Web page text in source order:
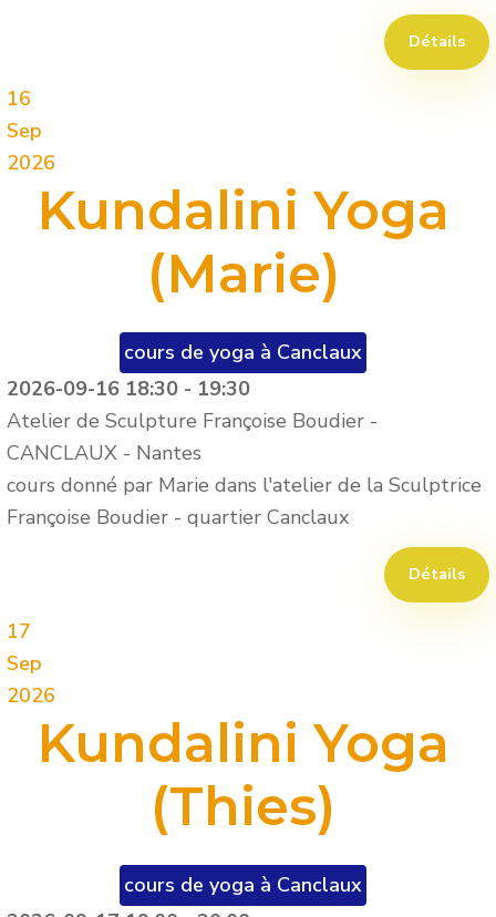
Détails
16
Sep
2026
Kundalini Yoga
(Marie)
cours de yoga à Canclaux
2026-09-16 18:30 - 19:30
Atelier de Sculpture Françoise Boudier -
CANCLAUX - Nantes
cours donné par Marie dans l'atelier de la Sculptrice
Françoise Boudier - quartier Canclaux
Détails
17
Sep
2026
Kundalini Yoga
(Thies)
cours de yoga à Canclaux